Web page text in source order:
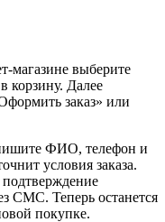
магазине выберите
корзину. Далее
заказ» или
ФИО, телефон и
условия заказа.
подтверждение
СМС. Теперь останется
покупке.